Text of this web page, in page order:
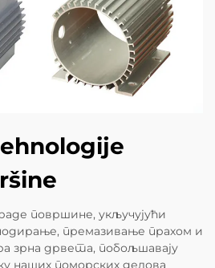
површине, укључујући
премазивање прахом и
зрна дрвета, побољшавају
наших поморских делова